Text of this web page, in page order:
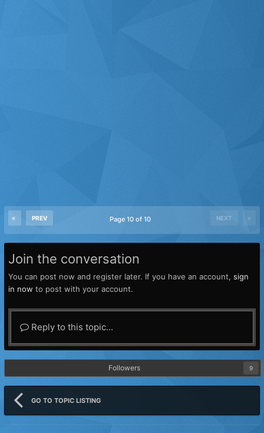
PREV NEXT
Page 10 of 10
Join the conversation
You can post now and register later. If you have an account, sign
in now to post with your account.
Reply to this topic...
Followers 9
GO TO TOPIC LISTING